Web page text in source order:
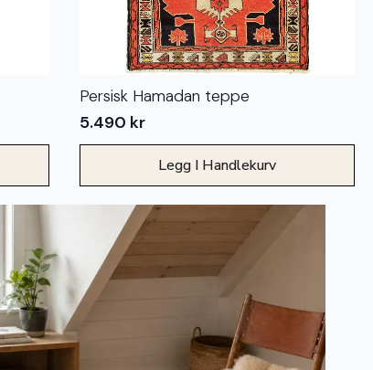
Persisk Hamadan teppe
5.490 kr
Legg I Handlekurv